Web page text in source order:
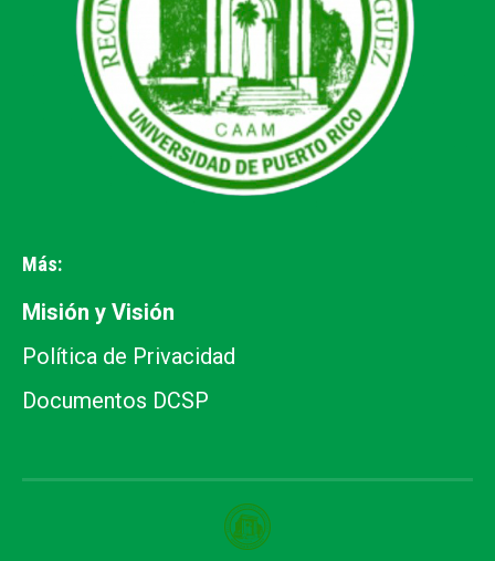
Más:
Misión y Visión
Política de Privacidad
Documentos DCSP